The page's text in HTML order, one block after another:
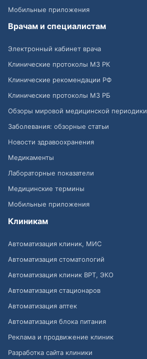
Мобильные приложения
Врачам и специалистам
Электронный кабинет врача
Клинические протоколы МЗ РК
Клинические рекомендации РФ
Клинические протоколы МЗ РБ
Обзоры мировой медицинской периодики
Заболевания: обзорные статьи
Новости здравоохранения
Медикаменты
Лабораторные показатели
Медицинские термины
Мобильные приложения
Клиникам
Автоматизация клиник, МИС
Автоматизация стоматологий
Автоматизация клиник ВРТ, ЭКО
Автоматизация стационаров
Автоматизация аптек
Автоматизация блока питания
Реклама и продвижение клиник
Разработка сайта клиники